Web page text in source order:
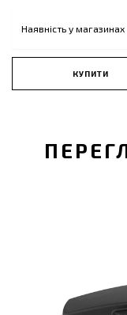
Наявність у магазинах
КУПИТИ